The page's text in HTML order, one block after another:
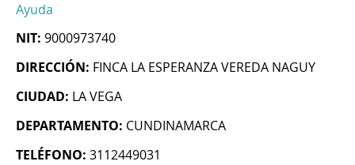
Ayuda
NIT: 9000973740
DIRECCIÓN: FINCA LA ESPERANZA VEREDA NAGUY
CIUDAD: LA VEGA
DEPARTAMENTO: CUNDINAMARCA
TELÉFONO: 3112449031